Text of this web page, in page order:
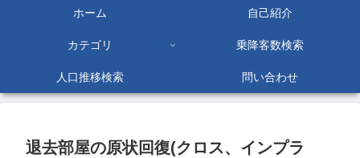
ホーム 自己紹介
カテゴリ 乗降客数検索
人口推移検索 問い合わせ
退去部屋の原状回復(クロス、インプラ